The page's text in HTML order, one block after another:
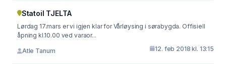
Statoil TJELTA
Lørdag 17.mars er vi igjen klar for Vårløysing i sørabygda. Offisiell
åpning kl.10.00 ved varaor...
Atle Tanum 12. feb 2018 kl. 13:15